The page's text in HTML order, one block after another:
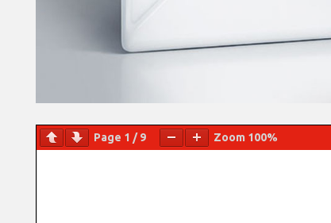
Page 1 /9 Zoom 100%